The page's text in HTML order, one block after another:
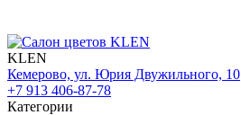
KLEN
Кемерово, ул. Юрия Двужильного, 10
+7 913 406-87-78
Категории